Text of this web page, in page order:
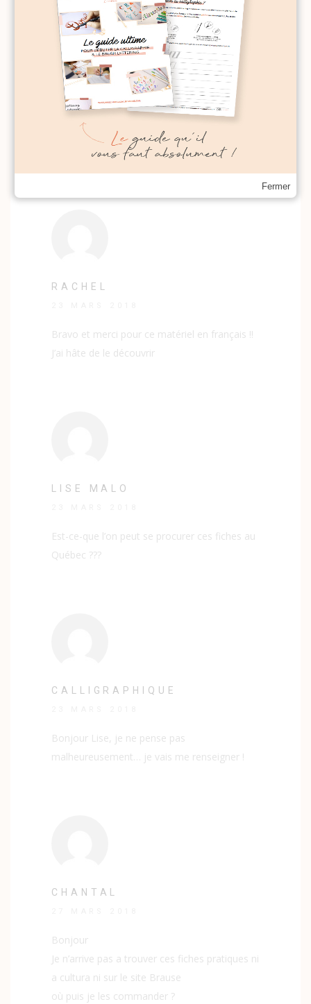
CALLIGRAPHIQUE
22 MARS 2018
Bonjour, je vais me renseigner et je vous
tiens au courant !
RACHEL
Bravo et merci pour ce matériel en français !!
J’ai hâte de le découvrir
LISE MALO
Est-ce-que l’on peut se procurer ces fiches au
Québec ???
CALLIGRAPHIQUE
Bonjour Lise, je ne pense pas
malheureusement… je vais me renseigner !
CHANTAL
Bonjour
Je n’arrive pas a trouver ces fiches pratiques ni
a cultura ni sur le site Brause
où puis je les commander ?
Fermer